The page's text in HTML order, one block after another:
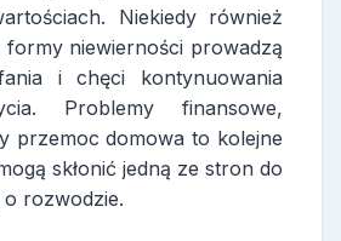
Niekiedy również
formy niewierności prowadzą
i chęci kontynuowania
Problemy finansowe,
przemoc domowa to kolejne
skłonić jedną ze stron do
o rozwodzie.